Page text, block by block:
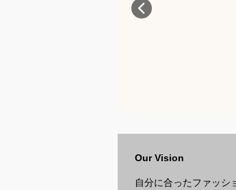
Our Vision
自分に合ったファッシ